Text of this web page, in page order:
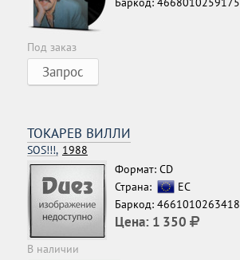
Под заказ
Запрос
ТОКАРЕВ ВИЛЛИ
SOS!!!, 1988
Формат: CD
Страна:
ЕС
Баркод: 4661010263418
Цена: 1 350
В наличии